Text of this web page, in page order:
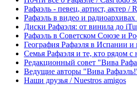
Рафаэль - певец, артист, актер /
Рафаэль в видео и
Диски Рафаэля: от винила до
Рафаэль в Советском Союзе и
География Рафаэля в Испании и
Семья Рафаэля и те, кто рядом
Редакционный совет "Вива
Ведущие авторы "Вива
Наши друзья / Nuestros amigos